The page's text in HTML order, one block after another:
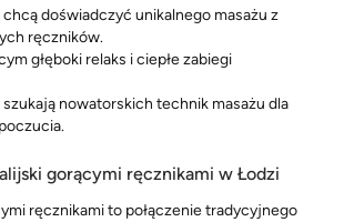
doświadczyć unikalnego masażu z
ręczników.
głęboki relaks i ciepłe zabiegi
nowatorskich technik masażu dla
gorącymi ręcznikami w Łodzi
ręcznikami to połączenie tradycyjnego